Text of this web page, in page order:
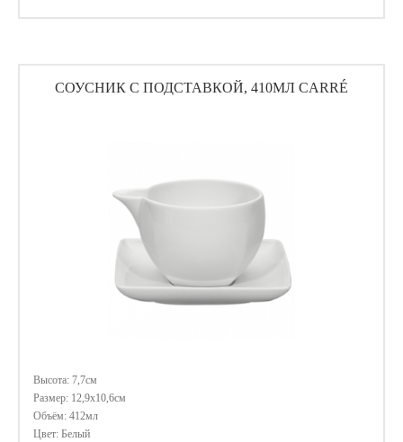
СОУСНИК С ПОДСТАВКОЙ, 410МЛ CARRÉ
Высота: 7,7см
Размер: 12,9х10,6см
Объём: 412мл
Цвет: Белый